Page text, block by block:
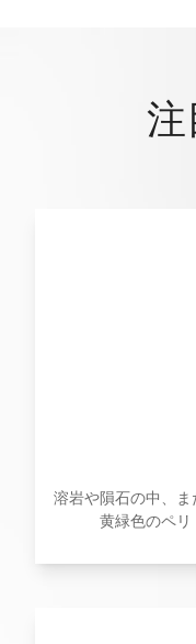
注
溶岩や隕石の中、
黄緑色のペリ